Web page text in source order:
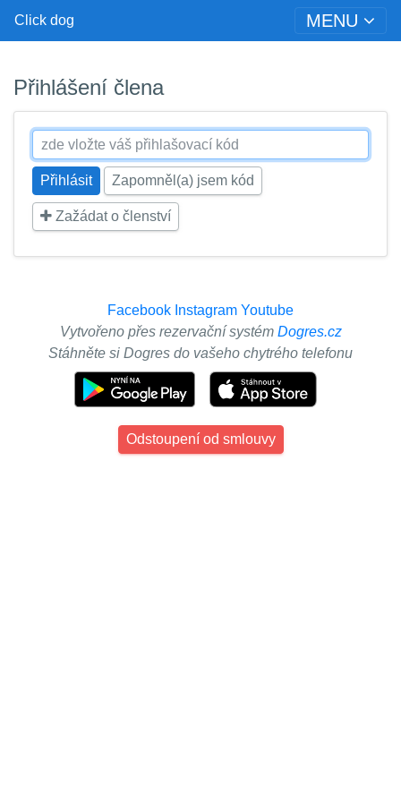
Click dog MENU
Přihlášení člena
Zapomněl(a) jsem kód
Zažádat o členství
Facebook Instagram Youtube
Vytvořeno přes rezervační systém Dogres.cz
Stáhněte si Dogres do vašeho chytrého telefonu
Odstoupení od smlouvy